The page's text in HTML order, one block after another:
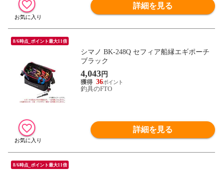
詳細を見る
8/6時点_ポイント最大11倍
シマノ BK-248Q セフィア船縁エギポーチ
ブラック
4,043円
36
釣具のFTO
詳細を見る
8/6時点_ポイント最大11倍